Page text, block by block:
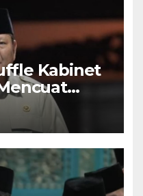
Kabinet
Ketum